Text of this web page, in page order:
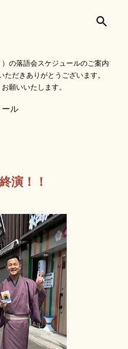
コンテンツに移動
の落語会スケジュールのご案内
だきありがとうございます。
願いいたします。
ール
演！！